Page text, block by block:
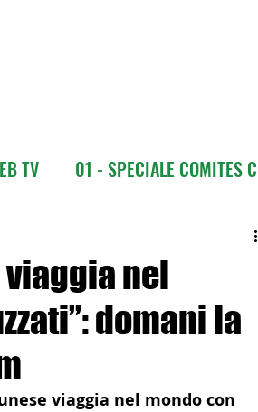
TV 01 - SPECIALE COMITES
03 bis - Giro del
ALL'ESTERO Africa
ALL'ESTERO Australia
viaggia nel
domani la
viaggia nel mondo con